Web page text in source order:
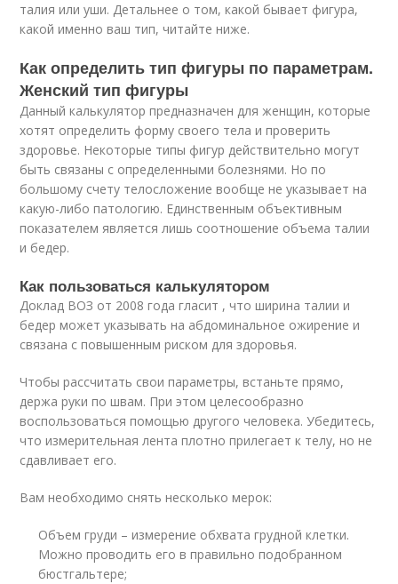
талия или уши. Детальнее о том, какой бывает фигура,
какой именно ваш тип, читайте ниже.
Как определить тип фигуры по параметрам.
Женский тип фигуры
Данный калькулятор предназначен для женщин, которые
хотят определить форму своего тела и проверить
здоровье. Некоторые типы фигур действительно могут
быть связаны с определенными болезнями. Но по
большому счету телосложение вообще не указывает на
какую-либо патологию. Единственным объективным
показателем является лишь соотношение объема талии
и бедер.
Как пользоваться калькулятором
Доклад ВОЗ от 2008 года гласит , что ширина талии и
бедер может указывать на абдоминальное ожирение и
связана с повышенным риском для здоровья.
Чтобы рассчитать свои параметры, встаньте прямо,
держа руки по швам. При этом целесообразно
воспользоваться помощью другого человека. Убедитесь,
что измерительная лента плотно прилегает к телу, но не
сдавливает его.
Вам необходимо снять несколько мерок:
Объем груди – измерение обхвата грудной клетки.
Можно проводить его в правильно подобранном
бюстгальтере;